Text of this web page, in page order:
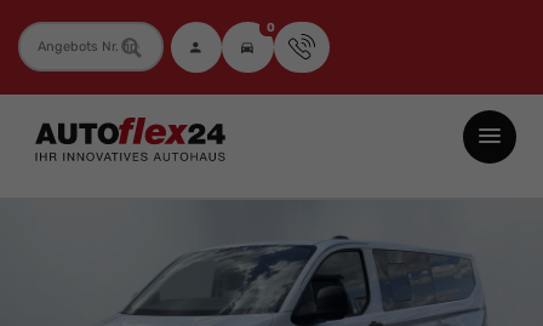
Fahrzeugnummer 0
Autoflex24
GmbH
Jahreswagen